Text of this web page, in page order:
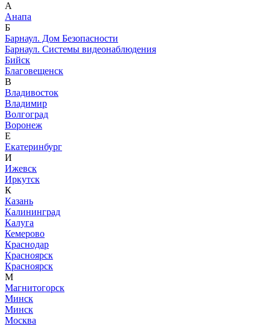
А
Анапа
Б
Барнаул. Дом Безопасности
Барнаул. Системы видеонаблюдения
Бийск
Благовещенск
В
Владивосток
Владимир
Волгоград
Воронеж
Е
Екатеринбург
И
Ижевск
Иркутск
К
Казань
Калининград
Калуга
Кемерово
Краснодар
Красноярск
Красноярск
М
Магнитогорск
Минск
Минск
Москва